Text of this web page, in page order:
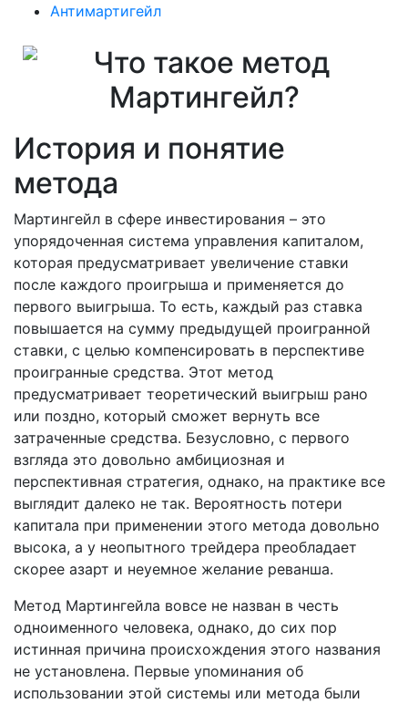
Антимартигейл
История и понятие
метода
Мартингейл в сфере инвестирования – это
упорядоченная система управления капиталом,
которая предусматривает увеличение ставки
после каждого проигрыша и применяется до
первого выигрыша. То есть, каждый раз ставка
повышается на сумму предыдущей проигранной
ставки, с целью компенсировать в перспективе
проигранные средства. Этот метод
предусматривает теоретический выигрыш рано
или поздно, который сможет вернуть все
затраченные средства. Безусловно, с первого
взгляда это довольно амбициозная и
перспективная стратегия, однако, на практике все
выглядит далеко не так. Вероятность потери
капитала при применении этого метода довольно
высока, а у неопытного трейдера преобладает
скорее азарт и неуемное желание реванша.
Метод Мартингейла вовсе не назван в честь
одноименного человека, однако, до сих пор
истинная причина происхождения этого названия
не установлена. Первые упоминания об
использовании этой системы или метода были